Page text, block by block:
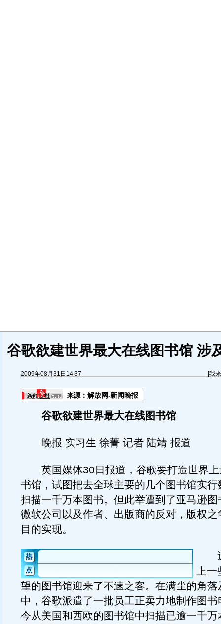
谷歌欲建世界最大在线图书馆 涉
2009年08月31日14:37 [我
来源： 解放网-新闻晚报
谷歌欲建世界最大在线图书馆
晚报 实习生 徐菁 记者 陆靖 报道
英国媒体30日报道，谷歌要打造世界上
书馆，试图把去全球主要的几个图书馆实行
扫描一千万本图书。但此举遭到了亚马逊图
微软公司以及作者、出版商的反对，版权之
目的实现。
近
上一
望的图书馆迎来了不速之客。在满尘的角落
中，谷歌派遣了一批员工正卖力地制作图书
今从美国和西欧的图书馆中扫描已逾一千